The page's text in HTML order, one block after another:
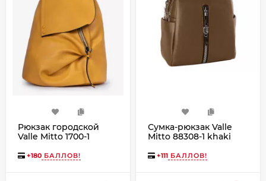
Рюкзак городской
Valle Mitto 1700-1
+180 БАЛЛОВ!
Сумка-рюкзак Valle
Mitto 88308-1 khaki
+111 БАЛЛОВ!